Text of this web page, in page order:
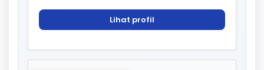
Lihat profil